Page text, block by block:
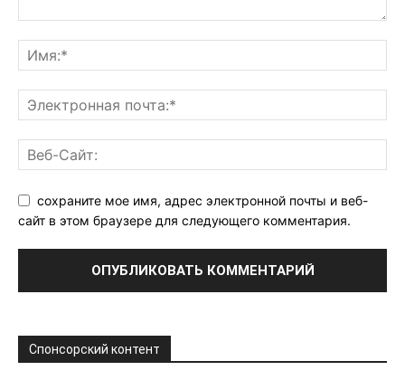
сохраните мое имя, адрес электронной почты и веб-
сайт в этом браузере для следующего комментария.
Спонсорский контент